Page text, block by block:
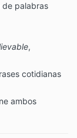
de palabras
,
cotidianas
ambos